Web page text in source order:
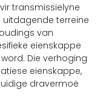
transmissielyne
uitdagende terreine
van
eienskappe
Die verhoging
eienskappe,
dravermoë